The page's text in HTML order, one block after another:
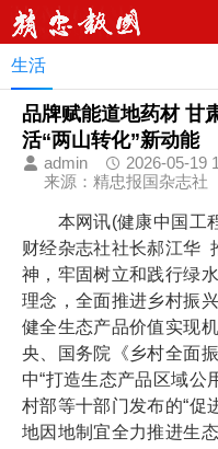
生活
品牌赋能道地药材 甘
活“两山转化”新动能
admin
2026-05-19
来源：精忠报国杂志社
本网讯(健康中国工程
财经杂志社社长郝江华
神，牢固树立和践行绿
理念，全面推进乡村振
健全生态产品价值实现
央、国务院《乡村全面
中“打造生态产品区域公
村部等十部门发布的“促
地因地制宜全力推进生